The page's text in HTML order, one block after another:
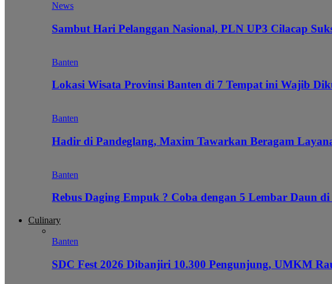
News
Sambut Hari Pelanggan Nasional, PLN UP3 Cilacap
Banten
Lokasi Wisata Provinsi Banten di 7 Tempat ini Wajib
Banten
Hadir di Pandeglang, Maxim Tawarkan Beragam
Banten
Rebus Daging Empuk ? Coba dengan 5 Lembar Daun
Culinary
Banten
SDC Fest 2026 Dibanjiri 10.300 Pengunjung, UMKM